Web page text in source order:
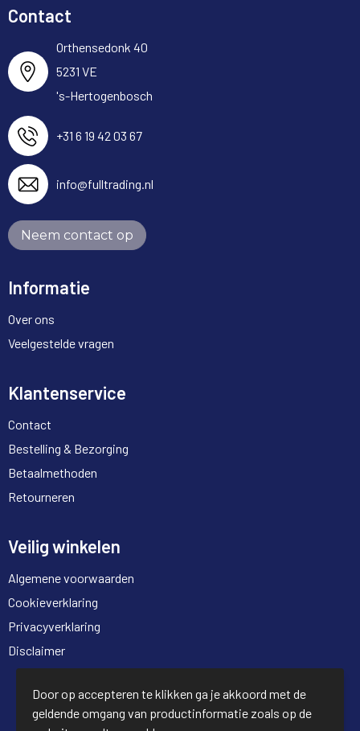
Contact
Orthensedonk 40
5231 VE
's-Hertogenbosch
+31 6 19 42 03 67
info@fulltrading.nl
Neem contact op
Informatie
Over ons
Veelgestelde vragen
Klantenservice
Contact
Bestelling & Bezorging
Betaalmethoden
Retourneren
Veilig winkelen
Algemene voorwaarden
Cookieverklaring
Privacyverklaring
Disclaimer
© Copyright Full Trading 2026
Door op accepteren te klikken ga je akkoord met de
geldende omgang van productinformatie zoals op de